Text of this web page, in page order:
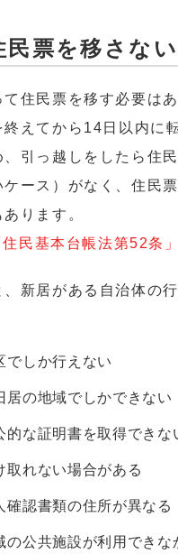
票を移さな
て住民票を移す必要は
えてから14日以内に
引っ越しをしたら住
ース）がなく、住民
ります。
民基本台帳法第52条」
新居がある自治体の
でしか行えない
居の地域でしかできない
的な証明書を取得できな
取れない場合がある
確認書類の住所が異なる
の公共施設が利用でき